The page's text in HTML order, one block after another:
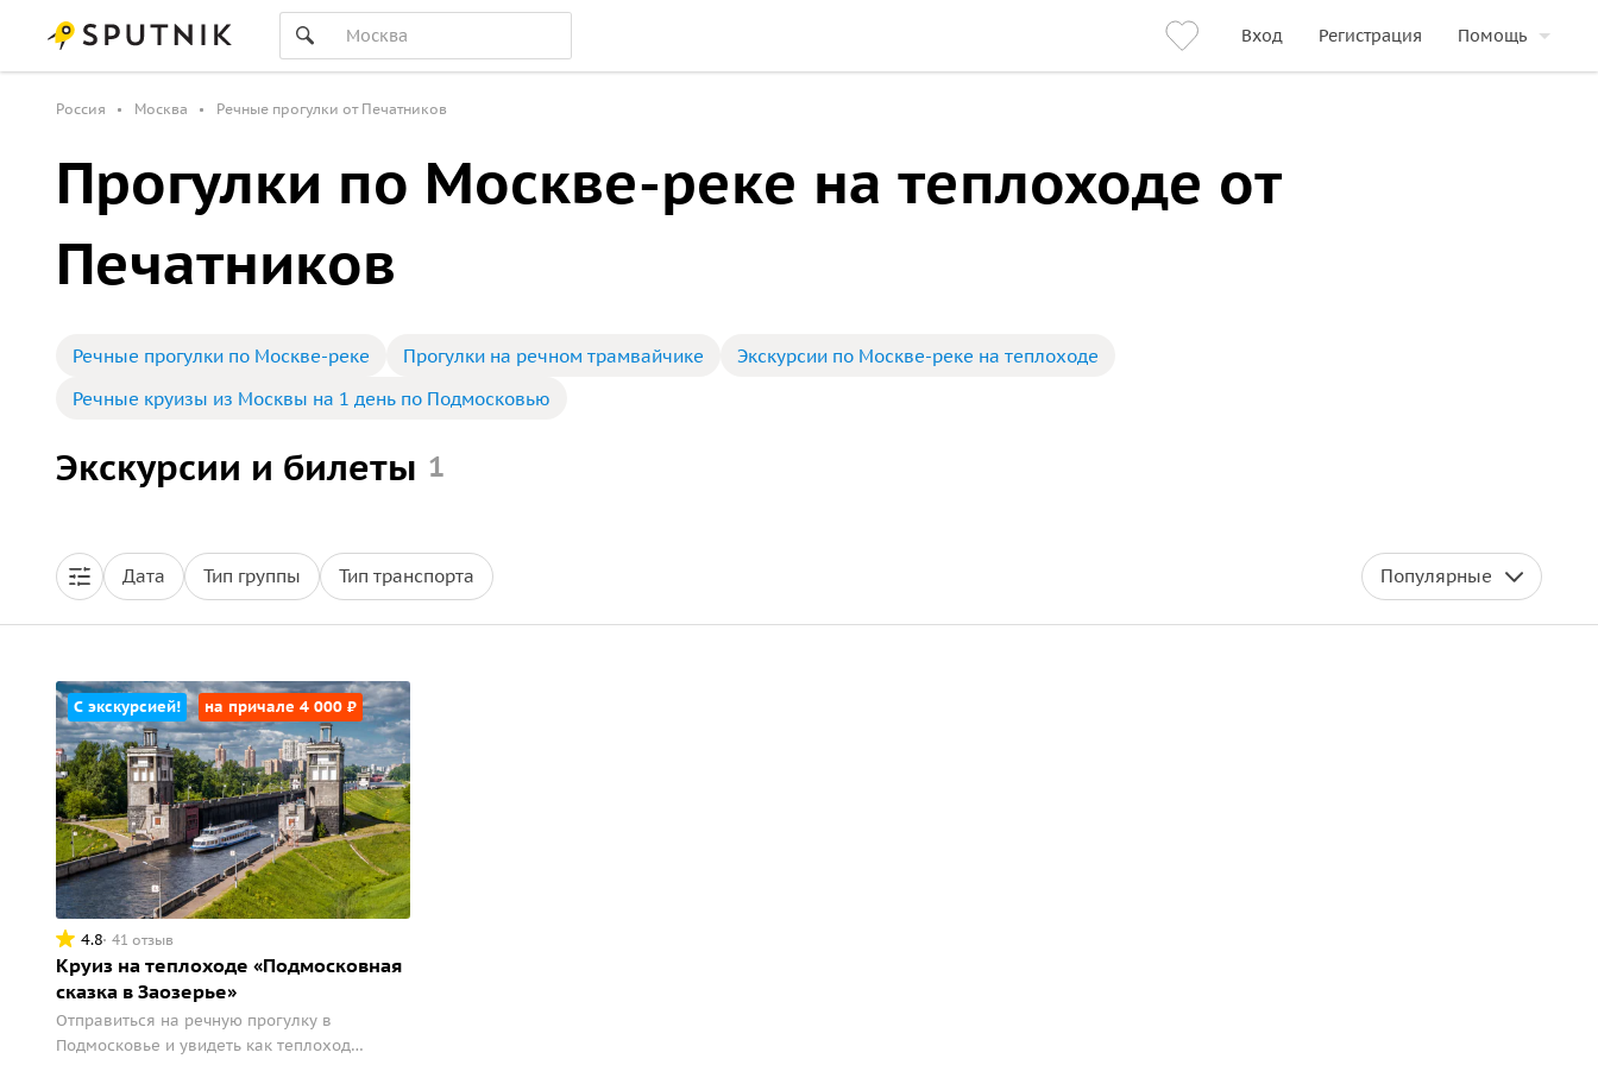
Вход Регистрация Помощь
Россия Москва Речные прогулки от Печатников
Прогулки по Москве-реке на теплоходе от
Печатников
Речные прогулки по Москве-реке Прогулки на речном трамвайчике
Экскурсии по Москве-реке на теплоходе
Речные круизы из Москвы на 1 день по Подмосковью
Экскурсии и билеты 1
Дата Тип группы Тип транспорта Популярные
С экскурсией! на причале 4 000 ₽
4.8 41 отзыв
Круиз на теплоходе «Подмосковная
сказка в Заозерье»
Отправиться на речную прогулку в
Подмосковье и увидеть как теплоход